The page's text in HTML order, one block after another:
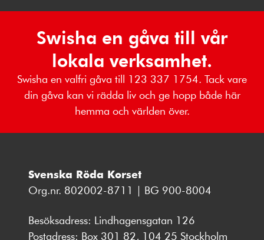
Swisha en gåva till vår
lokala verksamhet.
Swisha en valfri gåva till 123 337 1754. Tack vare
din gåva kan vi rädda liv och ge hopp både här
hemma och världen över.
Svenska Röda Korset
Org.nr. 802002-8711 | BG 900-8004
Besöksadress: Lindhagensgatan 126
Postadress: Box 301 82, 104 25 Stockholm